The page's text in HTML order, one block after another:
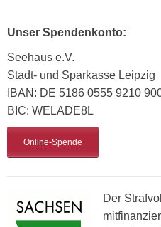
Unser Spendenkonto:
Seehaus e.V.
Stadt- und Sparkasse Leipzig
IBAN: DE 5186 0555 9210
BIC: WELADE8L
Online-Spende
Der